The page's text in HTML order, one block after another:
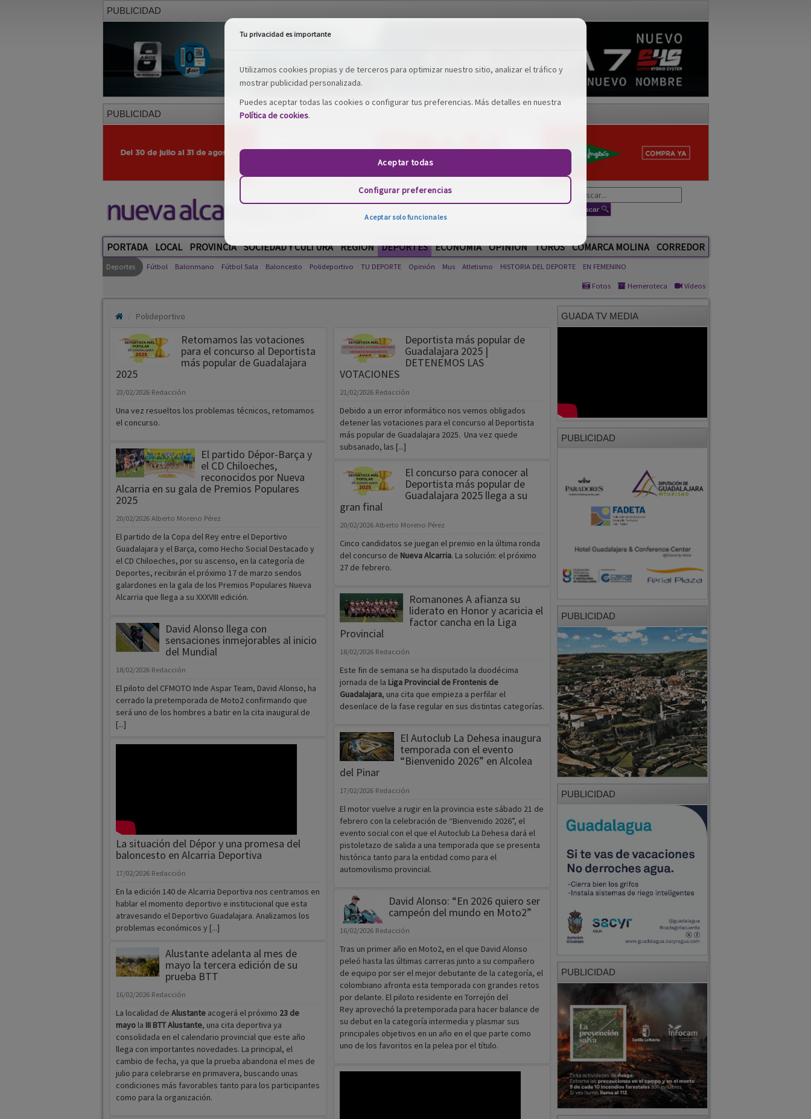
PUBLICIDAD
PUBLICIDAD
PORTADA LOCAL PROVINCIA SOCIEDAD Y CULTURA REGIÓN DEPORTES ECONOMÍA OPINIÓN TOROS COMARCA MOLINA CORREDOR
Deportes Fútbol Balonmano Fútbol Sala Baloncesto Polideportivo TU DEPORTE Opinión Mus Atletismo HISTORIA DEL DEPORTE EN FEMENINO
Fotos Hemeroteca Vídeos
Polideportivo
Retomamos las votaciones
para el concurso al Deportista
más popular de Guadalajara
2025
23/02/2026 Redacción
Una vez resueltos los problemas técnicos, retomamos
el concurso.
El partido Dépor-Barça y
el CD Chiloeches,
reconocidos por Nueva
Alcarria en su gala de Premios Populares
2025
20/02/2026 Alberto Moreno Pérez
El partido de la Copa del Rey entre el Deportivo
Guadalajara y el Barça, como Hecho Social Destacado y
el CD Chiloeches, por su ascenso, en la categoría de
Deportes, recibirán el próximo 17 de marzo sendos
galardones en la gala de los Premios Populares Nueva
Alcarria que llega a su XXXVIII edición.
David Alonso llega con
sensaciones inmejorables al inicio
del Mundial
18/02/2026 Redacción
El piloto del CFMOTO Inde Aspar Team, David Alonso, ha
cerrado la pretemporada de Moto2 confirmando que
será uno de los hombres a batir en la cita inaugural de
[...]
La situación del Dépor y una promesa del
baloncesto en Alcarria Deportiva
17/02/2026 Redacción
En la edición 140 de Alcarria Deportiva nos centramos en
hablar el momento deportivo e institucional que esta
atravesando el Deportivo Guadalajara. Analizamos los
problemas económicos y [...]
Alustante adelanta al mes de
mayo la tercera edición de su
prueba BTT
16/02/2026 Redacción
La localidad de Alustanteacogerá el próximo 23 de
mayola III BTT Alustante, una cita deportiva ya
consolidada en el calendario provincial que este año
llega con importantes novedades. La principal, el
cambio de fecha, ya que la prueba abandona el mes de
julio para celebrarse en primavera, buscando unas
condiciones más favorables tanto para los participantes
como para la organización.
Deportista más popular de
Guadalajara 2025 |
DETENEMOS LAS
VOTACIONES
21/02/2026 Redacción
Debido a un error informático nos vemos obligados
detener las votaciones para el concurso al Deportista
más popular de Guadalajara 2025. Una vez quede
subsanado, las [...]
El concurso para conocer al
Deportista más popular de
Guadalajara 2025 llega a su
gran final
20/02/2026 Alberto Moreno Pérez
Cinco candidatos se juegan el premio en la última ronda
del concurso de Nueva Alcarria. La solución: el próximo
27 de febrero.
Romanones A afianza su
liderato en Honor y acaricia el
factor cancha en la Liga
Provincial
18/02/2026 Redacción
Este fin de semana se ha disputado la duodécima
jornada de la Liga Provincial de Frontenis de
Guadalajara, una cita que empieza a perfilar el
desenlace de la fase regular en sus distintas categorías.
El Autoclub La Dehesa inaugura
temporada con el evento
“Bienvenido 2026” en Alcolea
del Pinar
17/02/2026 Redacción
El motor vuelve a rugir en la provincia este sábado 21 de
febrero con la celebración de “Bienvenido 2026”, el
evento social con el que el Autoclub La Dehesa dará el
pistoletazo de salida a una temporada que se presenta
histórica tanto para la entidad como para el
automovilismo provincial.
David Alonso: “En 2026 quiero ser
campeón del mundo en Moto2”
16/02/2026 Redacción
Tras un primer año en Moto2, en el que David Alonso
peleó hasta las últimas carreras junto a su compañero
de equipo por ser el mejor debutante de la categoría, el
colombiano afronta esta temporada con grandes retos
por delante. El piloto residente en Torrejón del
Rey aprovechó la pretemporada para hacer balance de
su debut en la categoría intermedia y plasmar sus
principales objetivos en un año en el que parte como
uno de los favoritos en la pelea por el título.
GUADA TV MEDIA
PUBLICIDAD
PUBLICIDAD
PUBLICIDAD
PUBLICIDAD
Tu privacidad es importante
Utilizamos cookies propias y de terceros para optimizar nuestro sitio, analizar el tráfico y
mostrar publicidad personalizada.
Puedes aceptar todas las cookies o configurar tus preferencias. Más detalles en nuestra
Política de cookies.
Aceptar todas
Configurar preferencias
Aceptar solo funcionales